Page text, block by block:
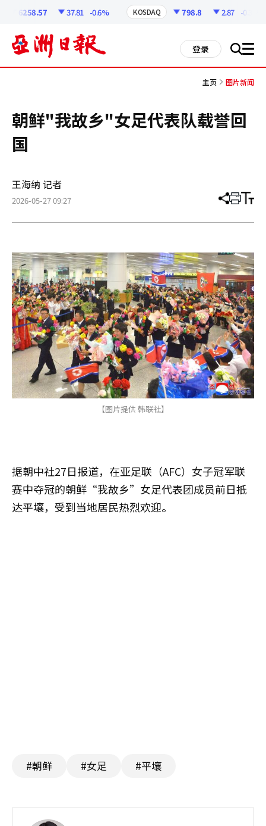
6258.57 37.81 -0.6% KOSDAQ 798.8 2.87 -0.36%
登录 搜 all
主页 图片新闻
朝鲜"我故乡"女足代表队载誉回
国
王海纳 记者
2026-05-27 09:27 分
章
打 调
小
【图片提供 韩联社】
据朝中社27日报道，在亚足联（AFC）女子冠军联
赛中夺冠的朝鲜“我故乡”女足代表团成员前日抵
达平壤，受到当地居民热烈欢迎。
#朝鲜 #女足 #平壤